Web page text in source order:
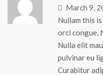
March 9,
Nullam this
orci congue.
Nulla elit
pulvinar eu
Curabitur